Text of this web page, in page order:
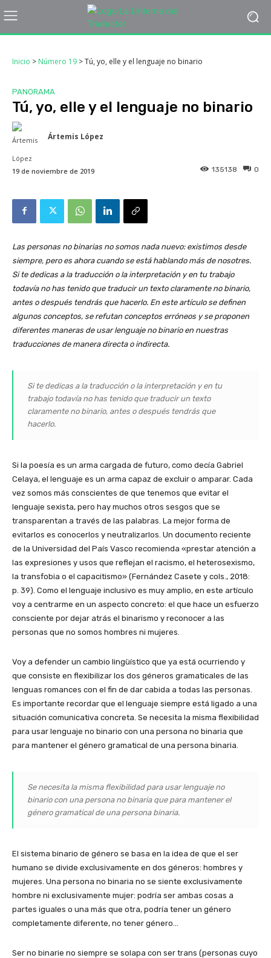
Inicio > Número 19 >Tú, yo, elle y el lenguaje no binario
PANORAMA
Tú, yo, elle y el lenguaje no binario
Ártemis López
19 de noviembre de 2019 0
135138
Las personas no binarias no somos nada nuevo: existimos desde
siempre, pero es ahora cuando se está hablando más de nosotres.
Si te dedicas a la traducción o la interpretación y en tu trabajo
todavía no has tenido que traducir un texto claramente no binario,
antes o después tendrás que hacerlo. En este artículo se definen
algunos conceptos, se refutan conceptos erróneos y se proponen
diferentes maneras de usar lenguaje no binario en nuestras
traducciones de manera directa o indirecta.
Si te dedicas a la traducción o la interpretación y en tu
trabajo todavía no has tenido que traducir un texto
claramente no binario, antes o después tendrás que
hacerlo.
Si la poesía es un arma cargada de futuro, como decía Gabriel
Celaya, el lenguaje es un arma capaz de excluir o amparar. Cada
vez somos más conscientes de que tenemos que evitar el
lenguaje sexista, pero hay muchos otros sesgos que se
transparentan a través de las palabras. La mejor forma de
evitarlos es conocerlos y neutralizarlos. Un documento reciente
de la Universidad del País Vasco recomienda «prestar atención a
las expresiones y usos que reflejan el racismo, el heterosexismo,
la transfobia o el capacitismo» (Fernández Casete y cols., 2018:
p. 39). Como el lenguaje inclusivo es muy amplio, en este artículo
voy a centrarme en un aspecto concreto: el que hace un esfuerzo
consciente por dejar atrás el binarismo y reconocer a las
personas que no somos hombres ni mujeres.
Voy a defender un cambio lingüístico que ya está ocurriendo y
que consiste en flexibilizar los dos géneros gramaticales de las
lenguas romances con el fin de dar cabida a todas las personas.
Es importante recordar que el lenguaje siempre está ligado a una
situación comunicativa concreta. Se necesita la misma flexibilidad
para usar lenguaje no binario con una persona no binaria que
para mantener el género gramatical de una persona binaria.
Se necesita la misma flexibilidad para usar lenguaje no
binario con una persona no binaria que para mantener el
género gramatical de una persona binaria.
El sistema binario de género se basa en la idea de que el ser
humano se divide exclusivamente en dos géneros: hombres y
mujeres. Una persona no binaria no se siente exclusivamente
hombre ni exclusivamente mujer: podría ser ambas cosas a
partes iguales o una más que otra, podría tener un género
completamente diferente, no tener género…
Ser no binarie no siempre se solapa con ser trans (personas cuyo